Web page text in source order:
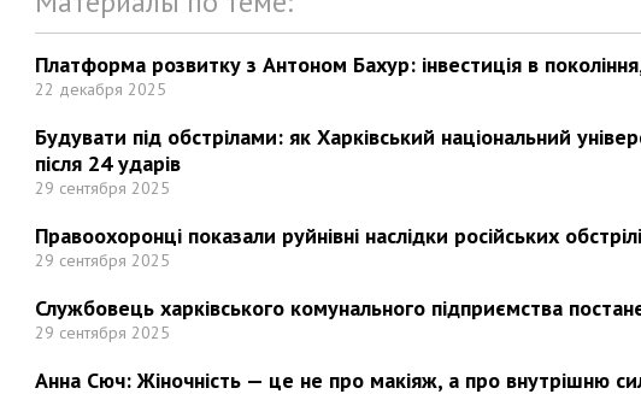
Платформа розвитку з Антоном Бахур: інвестиція в
22 декабря 2025
Будувати під обстрілами: як Харківський національний
після 24 ударів
29 сентября 2025
Правоохоронці показали руйнівні наслідки російських
29 сентября 2025
Службовець харківського комунального підприємства
29 сентября 2025
Анна Сюч: Жіночність — це не про макіяж, а про внутрішню